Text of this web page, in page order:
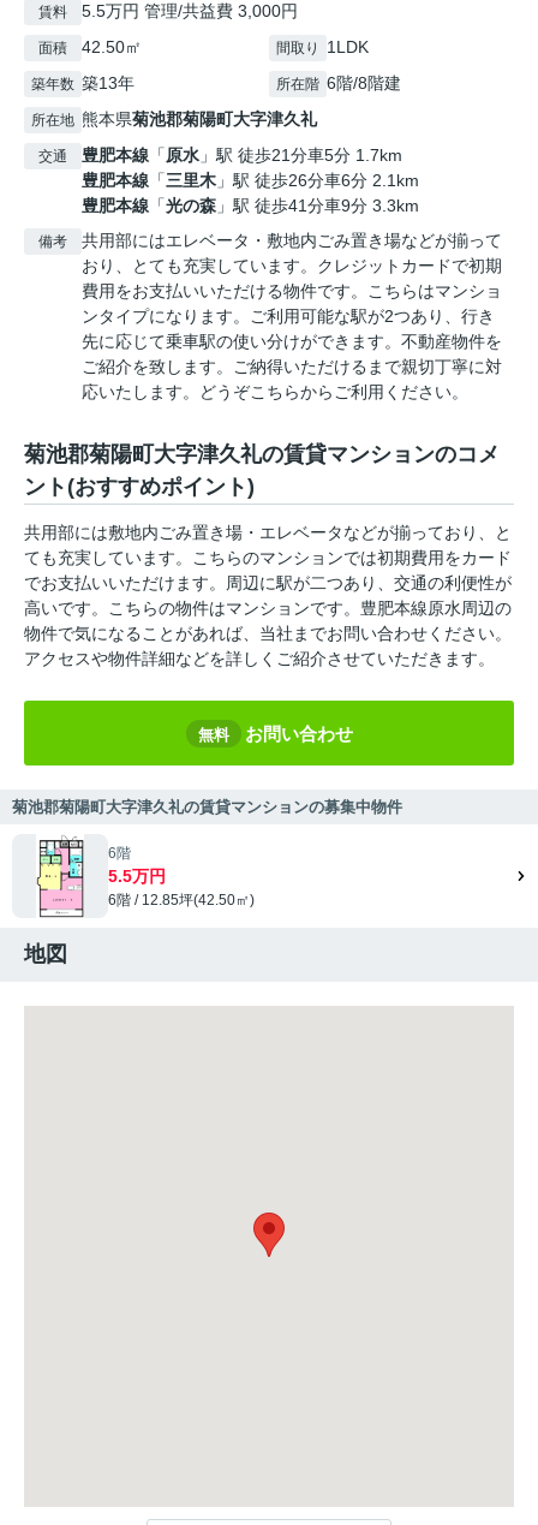
賃料 5.5万円 管理/共益費 3,000円
面積 42.50㎡ 間取り 1LDK
築年数 築13年 所在階 6階/8階建
所在地 熊本県菊池郡菊陽町大字津久礼
交通 豊肥本線 「原水 」駅 徒歩21分車5分 1.7km
豊肥本線 「三里木 」駅 徒歩26分車6分 2.1km
豊肥本線 「光の森 」駅 徒歩41分車9分 3.3km
備考
共用部にはエレベータ・敷地内ごみ置き場などが揃って
おり、とても充実しています。クレジットカードで初期
費用をお支払いいただける物件です。こちらはマンショ
ンタイプになります。ご利用可能な駅が2つあり、行き
先に応じて乗車駅の使い分けができます。不動産物件を
ご紹介を致します。ご納得いただけるまで親切丁寧に対
応いたします。どうぞこちらからご利用ください。
菊池郡菊陽町大字津久礼の賃貸マンションのコメ
ント(おすすめポイント)
共用部には敷地内ごみ置き場・エレベータなどが揃っており、と
ても充実しています。こちらのマンションでは初期費用をカード
でお支払いいただけます。周辺に駅が二つあり、交通の利便性が
高いです。こちらの物件はマンションです。豊肥本線原水周辺の
物件で気になることがあれば、当社までお問い合わせください。
アクセスや物件詳細などを詳しくご紹介させていただきます。
無料 お問い合わせ
菊池郡菊陽町大字津久礼の賃貸マンションの募集中物件
6階
5.5万円
6階 / 12.85坪(42.50㎡)
地図